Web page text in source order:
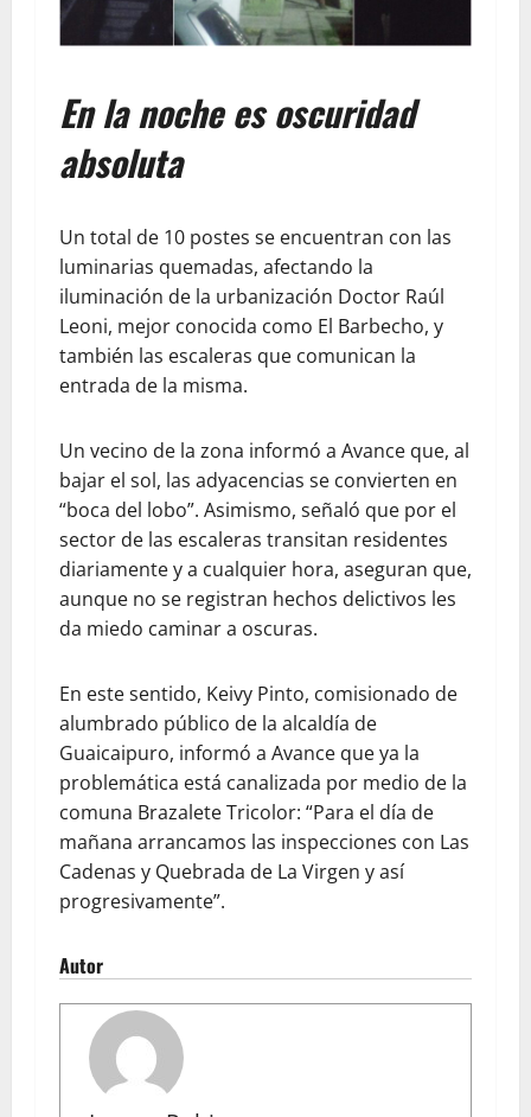
En la noche es oscuridad
absoluta
Un total de 10 postes se encuentran con las
luminarias quemadas, afectando la
iluminación de la urbanización Doctor Raúl
Leoni, mejor conocida como El Barbecho, y
también las escaleras que comunican la
entrada de la misma.
Un vecino de la zona informó a Avance que, al
bajar el sol, las adyacencias se convierten en
“boca del lobo”. Asimismo, señaló que por el
sector de las escaleras transitan residentes
diariamente y a cualquier hora, aseguran que,
aunque no se registran hechos delictivos les
da miedo caminar a oscuras.
En este sentido, Keivy Pinto, comisionado de
alumbrado público de la alcaldía de
Guaicaipuro, informó a Avance que ya la
problemática está canalizada por medio de la
comuna Brazalete Tricolor: “Para el día de
mañana arrancamos las inspecciones con Las
Cadenas y Quebrada de La Virgen y así
progresivamente”.
Autor